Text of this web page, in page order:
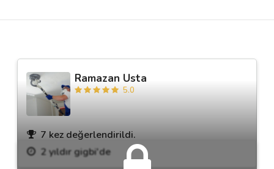
Ramazan Usta
5.0
7 kez değerlendirildi.
2 yıldır gigbi'de